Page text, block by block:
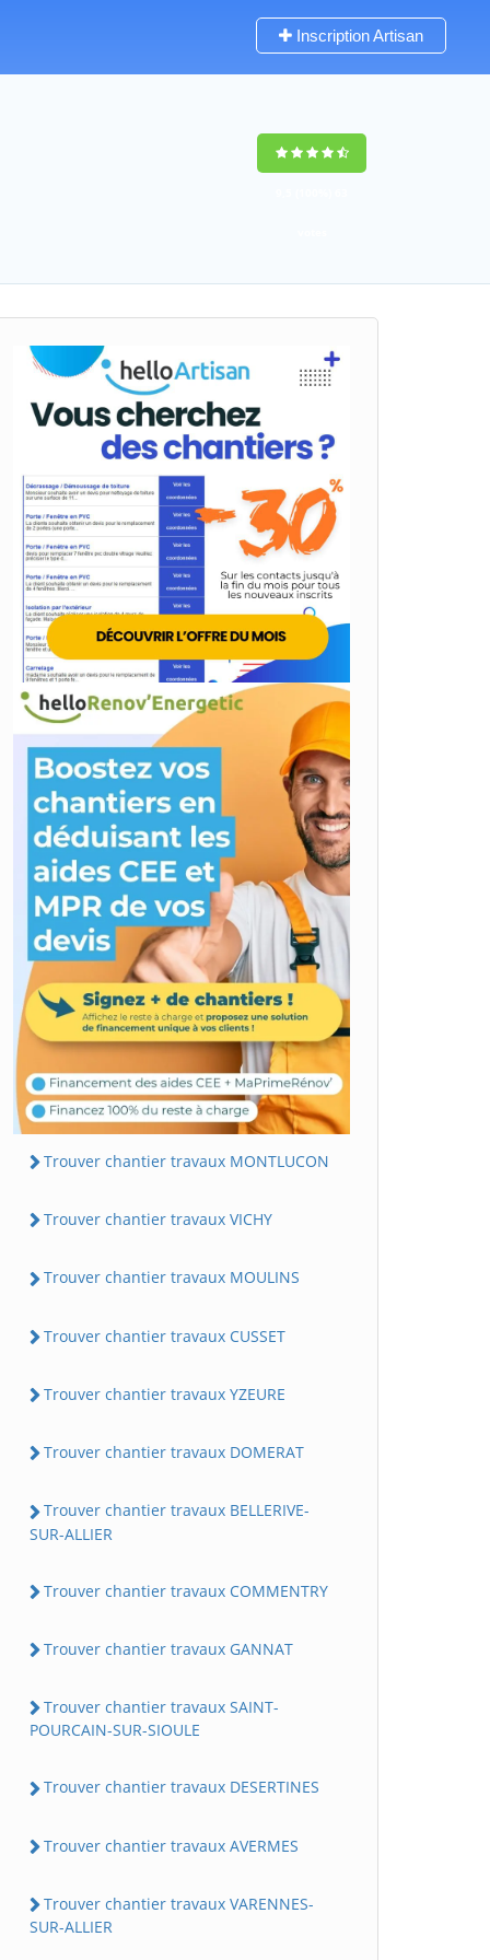
Inscription Artisan
Trouver chantier travaux MONTLUCON
Trouver chantier travaux VICHY
Trouver chantier travaux MOULINS
Trouver chantier travaux CUSSET
Trouver chantier travaux YZEURE
Trouver chantier travaux DOMERAT
Trouver chantier travaux BELLERIVE-
SUR-ALLIER
Trouver chantier travaux COMMENTRY
Trouver chantier travaux GANNAT
Trouver chantier travaux SAINT-
POURCAIN-SUR-SIOULE
Trouver chantier travaux DESERTINES
Trouver chantier travaux AVERMES
Trouver chantier travaux VARENNES-
SUR-ALLIER